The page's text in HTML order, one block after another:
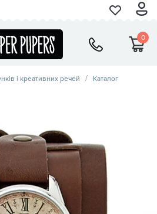
0
і креативних речей Каталог